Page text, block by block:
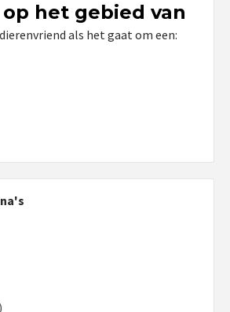
het gebied van
als het gaat om een: